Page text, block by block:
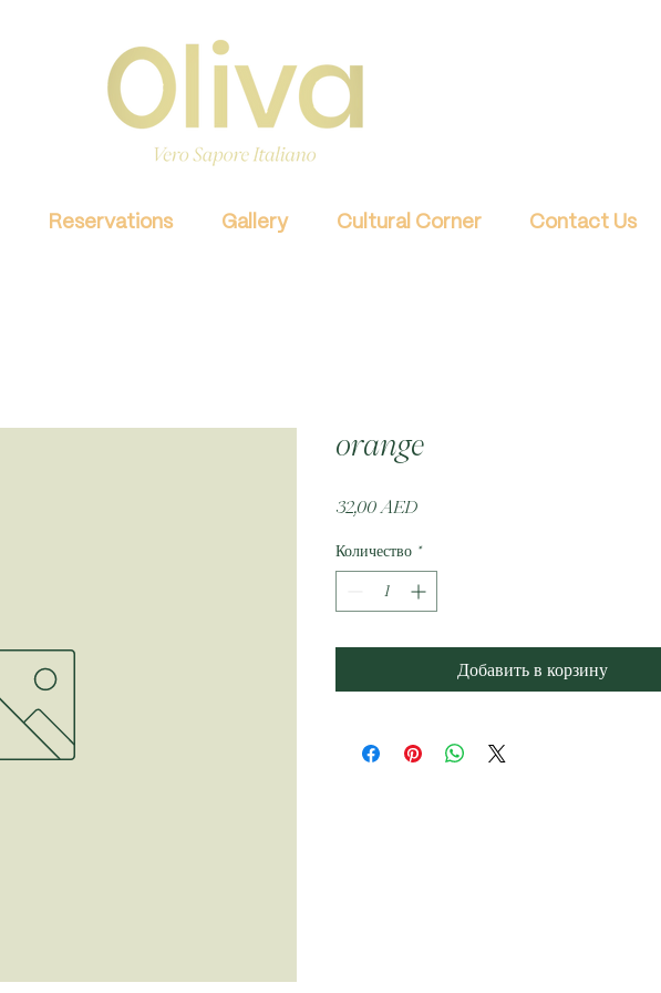
Reservations Gallery Cultural Corner Contact Us
orange
32,00 AEDЦена
Количество *
Добавить в корзину